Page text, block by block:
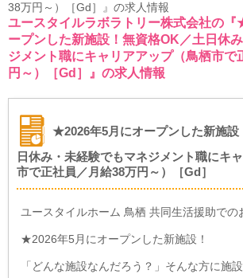
38万円～）［Gd］』の求人情報
ユースタイルラボラトリー株式会社の
ープンした新施設！無資格OK／土日休
ジメント職にキャリアアップ（鳥栖市で
円～）［Gd］』の求人情報
★2026年5月にオープンした新施設
日休み・未経験でもマネジメント職にキ
市で正社員／月給38万円～）［Gd］
ユースタイルホーム 鳥栖 共同生活援助での
★2026年5月にオープンした新施設！
「どんな施設なんだろう？」そんな方に施